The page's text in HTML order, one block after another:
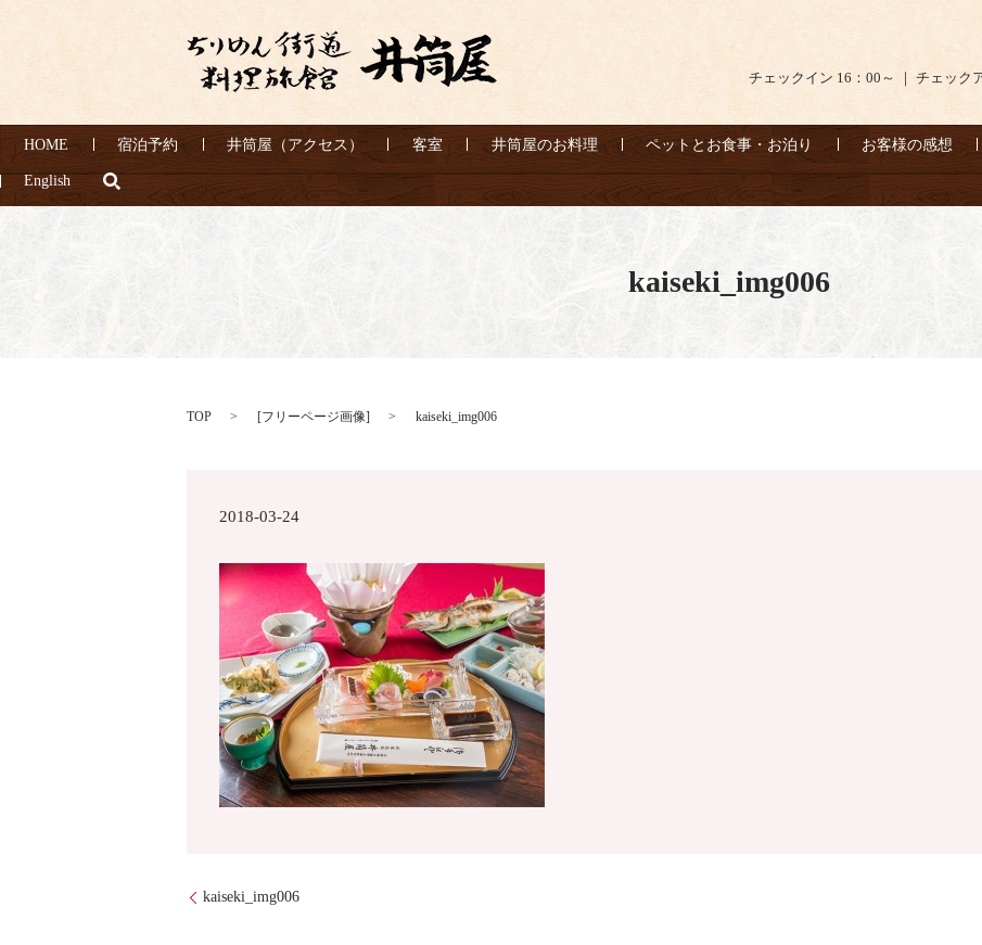
チェックイン 16：00～ ｜ チェック
HOME 宿泊予約 井筒屋（アクセス） 客室 井筒屋のお料理 ペットとお食事・お泊り お客様の感想
English
kaiseki_img006
TOP [フリーページ画像] kaiseki_img006
2018-03-24
kaiseki_img006